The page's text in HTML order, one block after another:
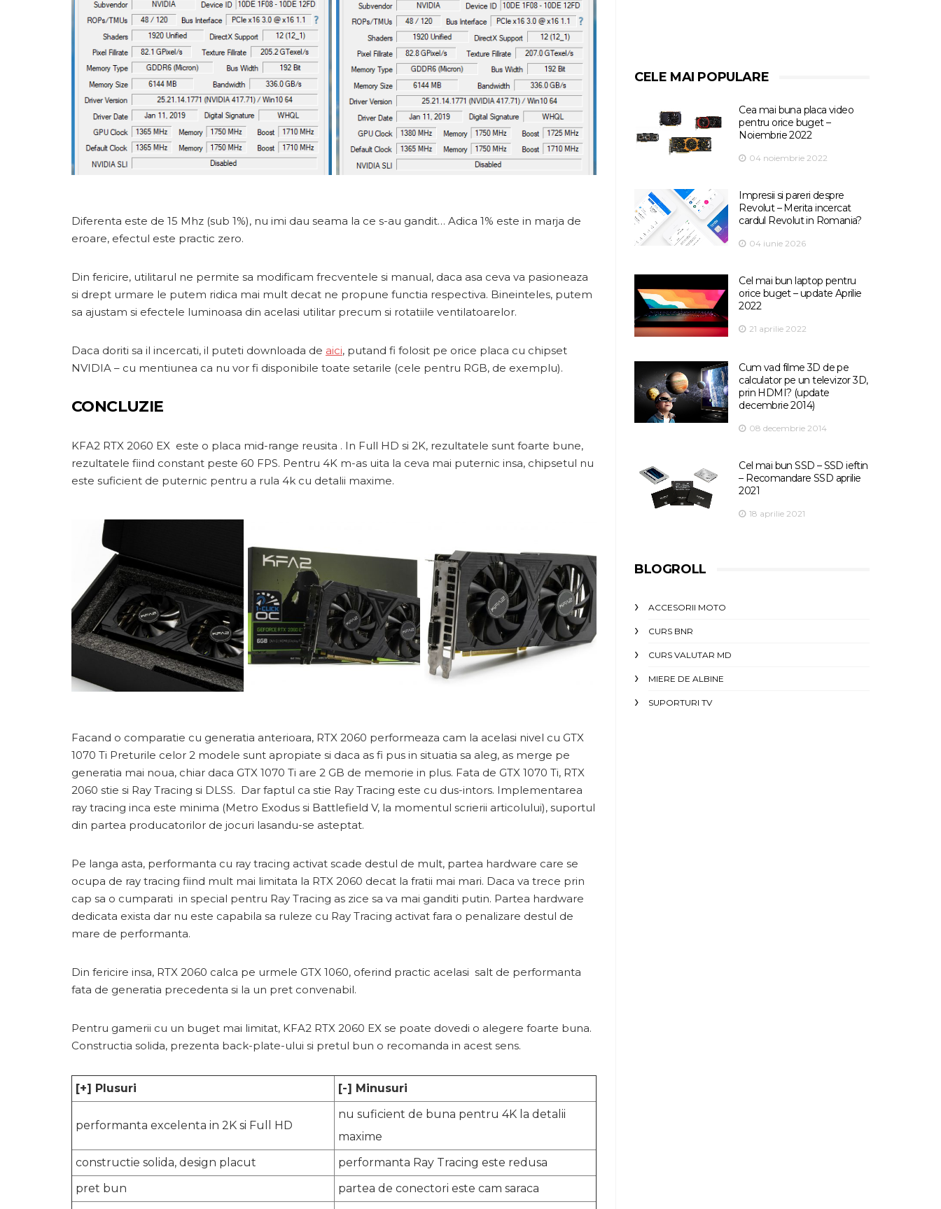
Diferenta este de 15 Mhz (sub 1%), nu imi dau seama la ce s-au gandit… Adica 1% este in marja de
eroare, efectul este practic zero.
Din fericire, utilitarul ne permite sa modificam frecventele si manual, daca asa ceva va pasioneaza
si drept urmare le putem ridica mai mult decat ne propune functia respectiva. Bineinteles, putem
sa ajustam si efectele luminoasa din acelasi utilitar precum si rotatiile ventilatoarelor.
Daca doriti sa il incercati, il puteti downloada de aici, putand fi folosit pe orice placa cu chipset
NVIDIA – cu mentiunea ca nu vor fi disponibile toate setarile (cele pentru RGB, de exemplu).
CONCLUZIE
KFA2 RTX 2060 EX este o placa mid-range reusita . In Full HD si 2K, rezultatele sunt foarte bune,
rezultatele fiind constant peste 60 FPS. Pentru 4K m-as uita la ceva mai puternic insa, chipsetul nu
este suficient de puternic pentru a rula 4k cu detalii maxime.
Facand o comparatie cu generatia anterioara, RTX 2060 performeaza cam la acelasi nivel cu GTX
1070 Ti Preturile celor 2 modele sunt apropiate si daca as fi pus in situatia sa aleg, as merge pe
generatia mai noua, chiar daca GTX 1070 Ti are 2 GB de memorie in plus. Fata de GTX 1070 Ti, RTX
2060 stie si Ray Tracing si DLSS. Dar faptul ca stie Ray Tracing este cu dus-intors. Implementarea
ray tracing inca este minima (Metro Exodus si Battlefield V, la momentul scrierii articolului), suportul
din partea producatorilor de jocuri lasandu-se asteptat.
Pe langa asta, performanta cu ray tracing activat scade destul de mult, partea hardware care se
ocupa de ray tracing fiind mult mai limitata la RTX 2060 decat la fratii mai mari. Daca va trece prin
cap sa o cumparati in special pentru Ray Tracing as zice sa va mai ganditi putin. Partea hardware
dedicata exista dar nu este capabila sa ruleze cu Ray Tracing activat fara o penalizare destul de
mare de performanta.
Din fericire insa, RTX 2060 calca pe urmele GTX 1060, oferind practic acelasi salt de performanta
fata de generatia precedenta si la un pret convenabil.
Pentru gamerii cu un buget mai limitat, KFA2 RTX 2060 EX se poate dovedi o alegere foarte buna.
Constructia solida, prezenta back-plate-ului si pretul bun o recomanda in acest sens.
[+] Plusuri [-] Minusuri
performanta excelenta in 2K si Full HD
nu suficient de buna pentru 4K la detalii
maxime
constructie solida, design placut
performanta Ray Tracing este redusa
pret bun
partea de conectori este cam saraca
CELE MAI POPULARE
Cea mai buna placa video
pentru orice buget –
Noiembrie 2022
04 noiembrie 2022
Impresii si pareri despre
Revolut – Merita incercat
cardul Revolut in Romania?
04 iunie 2026
Cel mai bun laptop pentru
orice buget – update Aprilie
2022
21 aprilie 2022
Cum vad filme 3D de pe
calculator pe un televizor 3D,
prin HDMI? (update
decembrie 2014)
08 decembrie 2014
Cel mai bun SSD – SSD ieftin
– Recomandare SSD aprilie
2021
18 aprilie 2021
BLOGROLL
ACCESORII MOTO
CURS BNR
CURS VALUTAR MD
MIERE DE ALBINE
SUPORTURI TV